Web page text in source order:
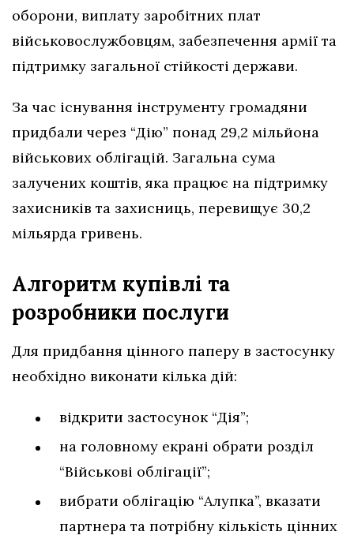
оборони, виплату заробітних плат
військовослужбовцям, забезпечення армії та
підтримку загальної стійкості держави.
За час існування інструменту громадяни
придбали через “Дію” понад 29,2 мільйона
військових облігацій. Загальна сума
залучених коштів, яка працює на підтримку
захисників та захисниць, перевищує 30,2
мільярда гривень.
Алгоритм купівлі та
розробники послуги
Для придбання цінного паперу в застосунку
необхідно виконати кілька дій:
відкрити застосунок “Дія”;
на головному екрані обрати розділ
“Військові облігації”;
вибрати облігацію “Алупка”, вказати
партнера та потрібну кількість цінних